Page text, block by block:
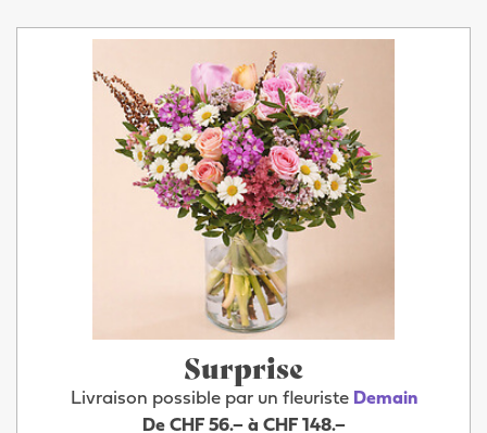
Surprise
Livraison possible par un fleuriste Demain
De CHF 56.– à CHF 148.–